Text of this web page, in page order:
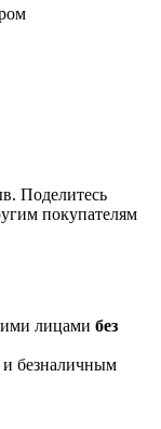
Поделитесь
покупателям
лицами без
и безналичным